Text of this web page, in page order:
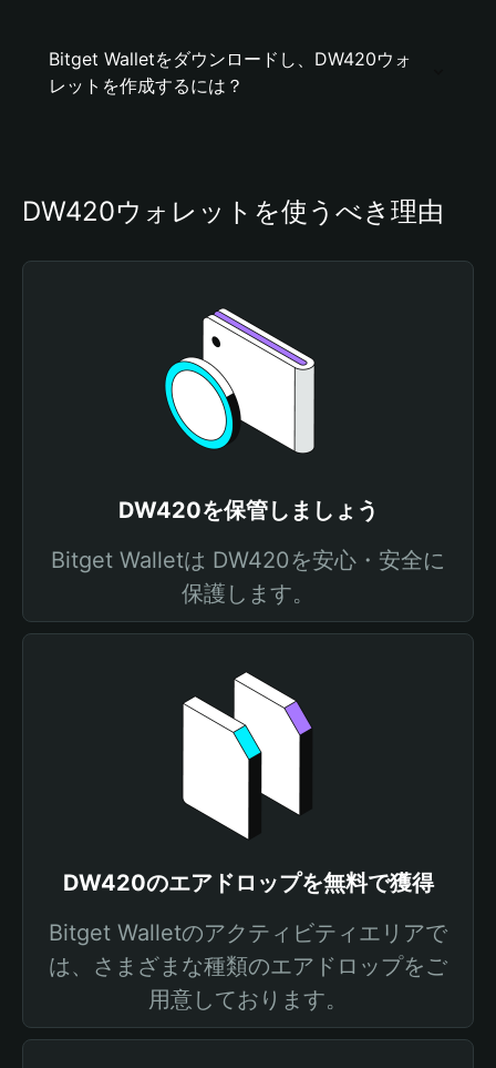
Bitget Walletをダウンロードし、DW420ウォ
レットを作成するには？
DW420ウォレットを使うべき理由
DW420を保管しましょう
Bitget Walletは DW420を安心・安全に
保護します。
DW420のエアドロップを無料で獲得
Bitget Walletのアクティビティエリアで
は、さまざまな種類のエアドロップをご
用意しております。